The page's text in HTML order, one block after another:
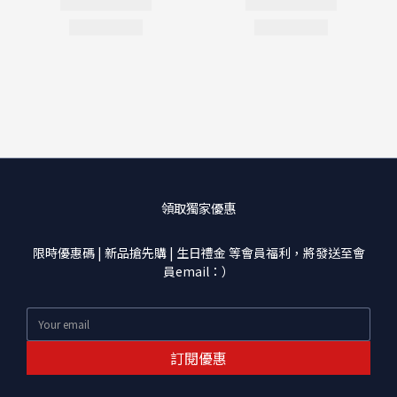
領取獨家優惠
限時優惠碼 | 新品搶先購 | 生日禮金 等會員福利，將發送至會
員email：）
訂閱優惠